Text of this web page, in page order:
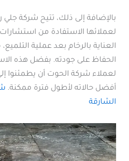
بالإضافة إلى ذلك، تتيح شركة جلي
لعملائها الاستفادة من
العناية بالرخام بعد عملية
الحفاظ على جودته. بفضل هذه
لعملاء شركة الحوت أن يطمئنوا
أفضل حالاته لأطول فترة ممكنة.
الشارقة